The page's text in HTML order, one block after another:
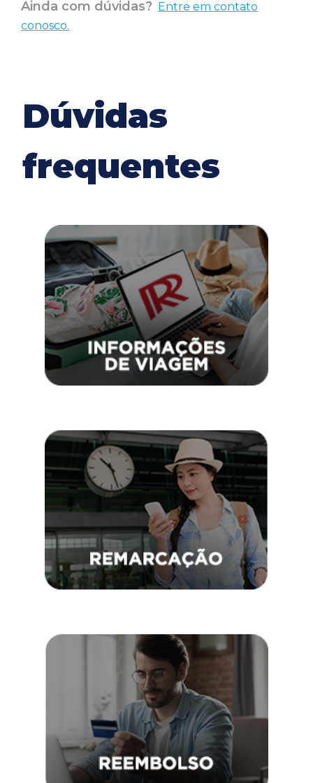
Ainda com dúvidas? Entre em contato
conosco.
Dúvidas
frequentes